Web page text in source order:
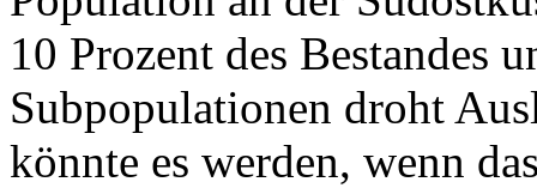
10 Prozent des Bestandes
Subpopulationen droht
könnte es werden, wenn